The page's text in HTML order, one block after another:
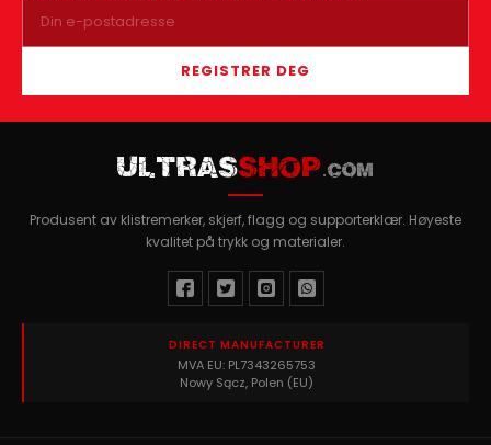
REGISTRER DEG
ULTRASSHOP.COM
Produsent av klistremerker, skjerf, flagg og supporterklær. Høyeste
kvalitet på trykk og materialer.
DIRECT MANUFACTURER
MVA EU: PL7343265753
Nowy Sącz, Polen (EU)